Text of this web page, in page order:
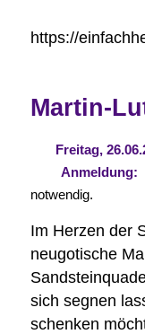
https://
Martin-
Freitag,
Anmeldung:
notwendig.
Im Herzen der
neugotische
sich segnen
schenken